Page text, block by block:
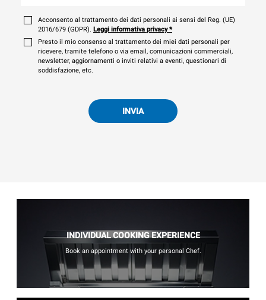
Acconsento al trattamento dei dati personali ai sensi del Reg. (UE)
2016/679 (GDPR). Leggi informativa privacy*
Presto il mio consenso al trattamento dei miei dati personali per
ricevere, tramite telefono o via email, comunicazioni commerciali,
newsletter, aggiornamenti o inviti relativi a eventi, questionari di
soddisfazione, etc.
INVIA
INDIVIDUAL COOKING EXPERIENCE
Book an appointment with your personal Chef.